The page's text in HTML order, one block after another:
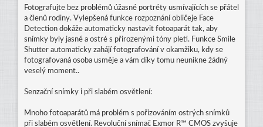
Fotografujte bez problémů úžasné portréty usmívajících se přátel
a členů rodiny. Vylepšená funkce rozpoznání obličeje Face
Detection dokáže automaticky nastavit fotoaparát tak, aby
snímky byly jasné a ostré s přirozenými tóny pleti. Funkce Smile
Shutter automaticky zahájí fotografování v okamžiku, kdy se
fotografovaná osoba usměje a vám díky tomu neunikne žádný
veselý moment..
Senzační snímky i při slabém osvětlení:
Mnoho fotoaparátů má problém s pořizováním ostrých snímků
při slabém osvětlení. Revoluční snímač Exmor R™ CMOS zvyšuje